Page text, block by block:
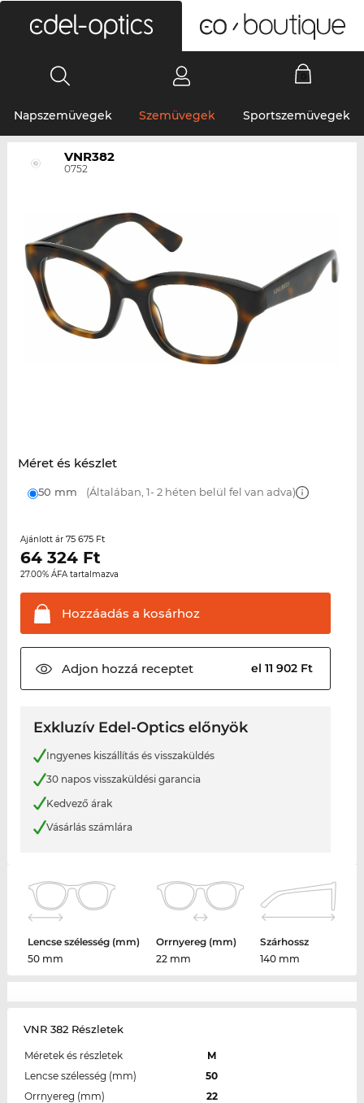
Napszemüvegek Szemüvegek Sportszemüvegek
VNR382
0752
Méret és készlet
50 mm (Általában, 1- 2 héten belül fel van adva)
Ajánlott ár 75 675 Ft
64 324Ft
27.00% ÁFA tartalmazva
Hozzáadás a kosárhoz
Adjon hozzá receptet el 11 902 Ft
Exkluzív Edel-Optics előnyök
Ingyenes kiszállítás és visszaküldés
30 napos visszaküldési garancia
Kedvező árak
Vásárlás számlára
Lencse szélesség (mm)
50 mm
Orrnyereg (mm)
22 mm
Szárhossz
140 mm
VNR 382 Részletek
Méretek és részletek
M
Lencse szélesség (mm)
50
Orrnyereg (mm)
22